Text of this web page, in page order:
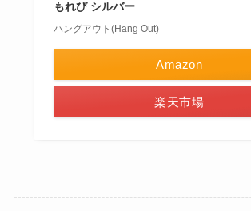
もれび シルバー
ハングアウト(Hang Out)
Amazon
楽天市場